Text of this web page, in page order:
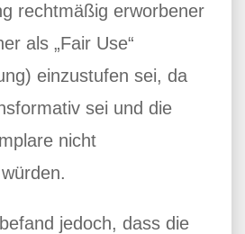
rechtmäßig erworbener
als „Fair Use“
einzustufen sei, da
sei und die
nicht
jedoch, dass die